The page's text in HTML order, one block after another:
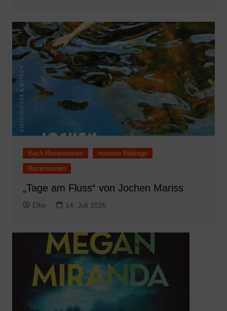
Buch Rezensionen
neueste Beiträge
Rezensionen
„Tage am Fluss“ von Jochen Mariss
Elke 14. Juli 2026